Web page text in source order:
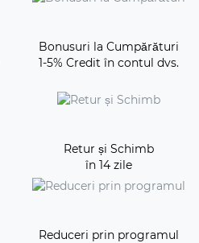
Bonusuri la Cumpărături
1-5% Credit în contul dvs.
Retur și Schimb
în 14 zile
Reduceri prin programul